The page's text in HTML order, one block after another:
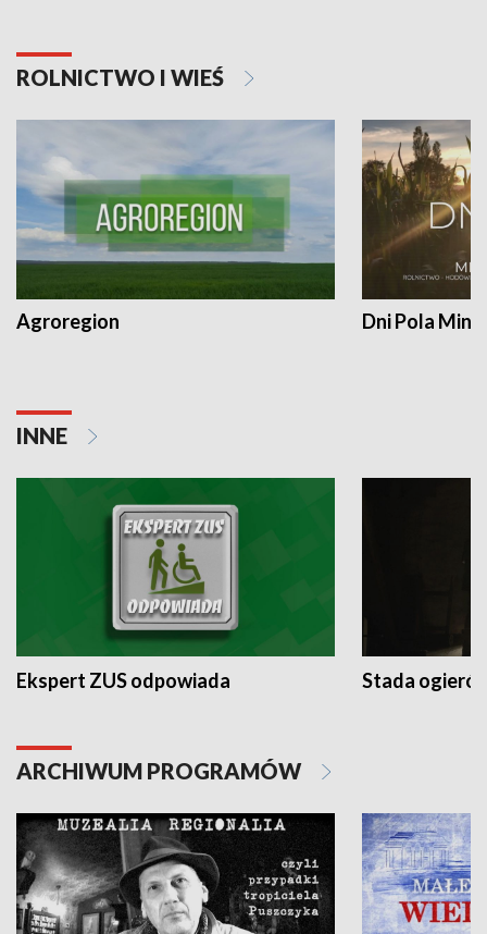
ROLNICTWO I WIEŚ
Agroregion Dni Pola
INNE
Ekspert ZUS odpowiada Stada
ARCHIWUM PROGRAMÓW